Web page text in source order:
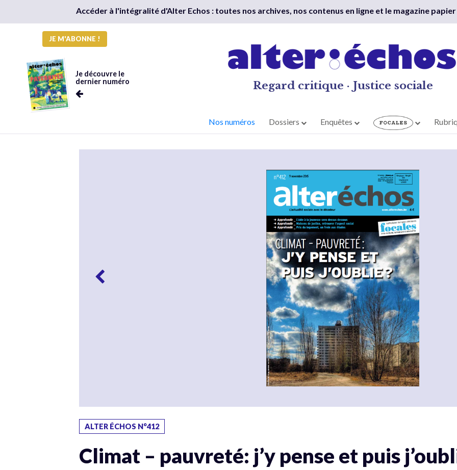
Accéder à l'intégralité d'Alter Echos : toutes nos archives, nos contenus en ligne et le magazine
JE M'ABONNE !
Je découvre le
dernier numéro
Regard critique · Justice sociale
Nos numéros Dossiers Enquêtes
ALTER ÉCHOS N°412
Climat – pauvreté: j’y pense et puis